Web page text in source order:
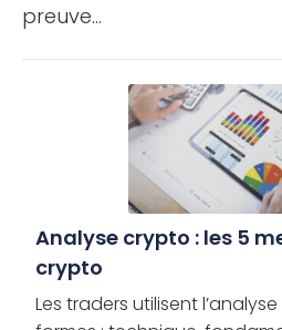
preuve…
Analyse crypto : les 5
crypto
Les traders utilisent